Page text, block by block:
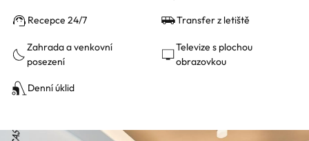
Recepce 24/7 Transfer z letiště
Zahrada a venkovní
posezení
Televize s plochou
obrazovkou
Denní úklid